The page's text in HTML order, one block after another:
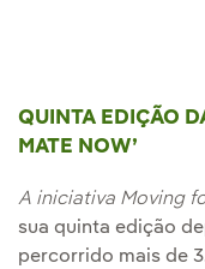
QUINTA EDIÇÃO
MATE NOW’
A iniciativa Moving
sua quinta edição
percorrido mais de